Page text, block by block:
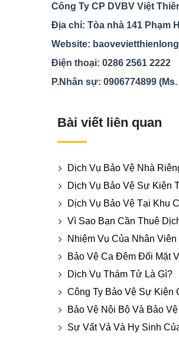
Công Ty CP DVBV Việt
Địa chỉ: Tòa nhà 141 Phạm
Website:
Điện thoại: 0286 2561 2222
P.Nhân sự: 0906774899
Bài viết liên quan
Dịch Vụ Bảo Vệ Nhà
Dịch Vụ Bảo Vệ Sự Kiện
Dịch Vụ Bảo Vệ Tại Khu
Vì Sao Bạn Cần Thuê
Nhiệm Vụ Của Nhân
Bảo Vệ Ca Đêm Đối Mặt
Dịch Vụ Thám Tử Là Gì?
Công Ty Bảo Vệ Sự
Bảo Vệ Nội Bộ Và Bảo
Sự Vất Vả Và Hy Sinh